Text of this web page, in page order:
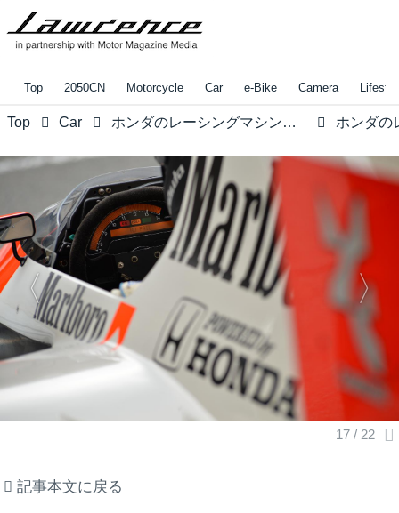
Top 2050CN Motorcycle Car e-Bike Camera
Top Car ホンダのレーシングマシンをマニアックに観察する【地球に帰るまで、もう少し。Vol.41】
記事本文に戻る